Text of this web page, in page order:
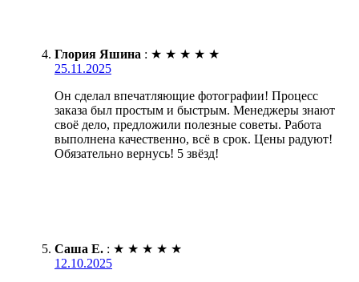
Глория Яшина : ★ ★ ★ ★ ★
25.11.2025
Он сделал впечатляющие фотографии! Процесс
заказа был простым и быстрым. Менеджеры знают
своё дело, предложили полезные советы. Работа
выполнена качественно, всё в срок. Цены радуют!
Обязательно вернусь! 5 звёзд!
Саша Е. : ★ ★ ★ ★ ★
12.10.2025